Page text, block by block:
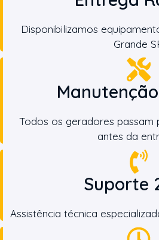
Disponibilizamos
Grande
Todos os geradores
antes da
Suporte
Assistência técnica